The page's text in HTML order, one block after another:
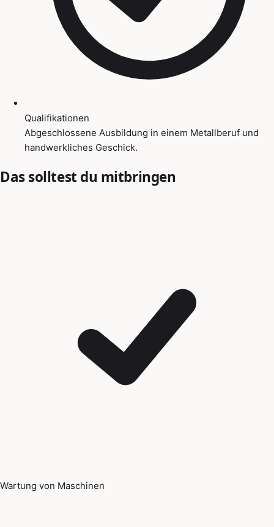
Qualifikationen
Abgeschlossene Ausbildung in einem Metallberuf und
handwerkliches Geschick.
Das solltest du mitbringen
Wartung von Maschinen